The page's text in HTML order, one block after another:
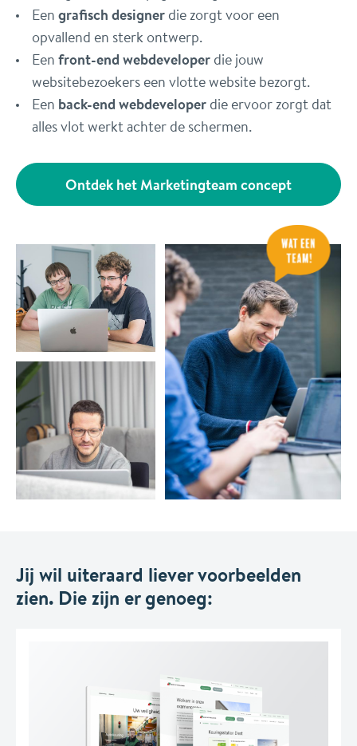
Eengrafisch designerdie zorgt voor een
opvallend en sterk ontwerp.
Eenfront-end webdeveloperdie jouw
websitebezoekers een vlotte website bezorgt.
Een back-end webdeveloperdie ervoor zorgt dat
alles vlot werkt achter de schermen.
Ontdek het Marketingteam concept
Jij wil uiteraard liever voorbeelden
zien. Die zijn er genoeg: